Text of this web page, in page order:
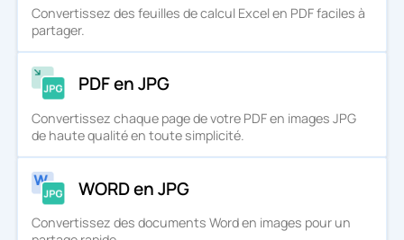
Convertissez des feuilles de calcul Excel en PDF faciles à
partager.
PDF en JPG
Convertissez chaque page de votre PDF en images JPG
de haute qualité en toute simplicité.
WORD en JPG
Convertissez des documents Word en images pour un